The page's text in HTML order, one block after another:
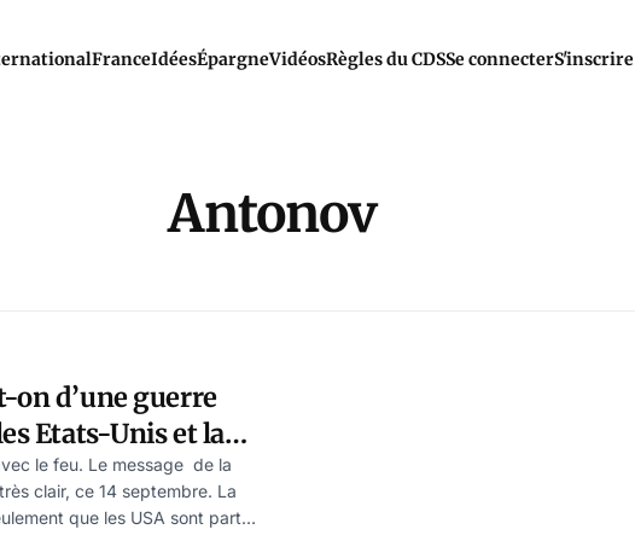
FranceIdéesÉpargneVidéosRègles du CDSSe connecterS'inscrire
Antonov
on d’une guerre
Etats-Unis et la
le feu. Le message de la
clair, ce 14 septembre. La
que les USA sont partie